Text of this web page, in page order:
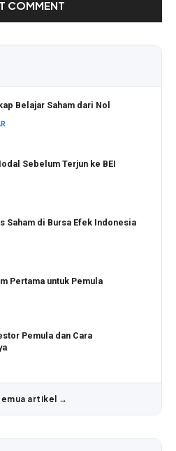
Belajar Saham dari Nol
Sebelum Terjun ke BEI
Saham di Bursa Efek Indonesia
Pertama untuk Pemula
Pemula dan Cara
artikel →